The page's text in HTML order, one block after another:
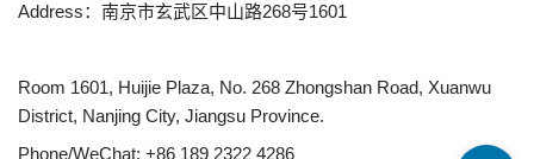
Address：南京市玄武区中山路268号1601
Room 1601, Huijie Plaza, No. 268 Zhongshan Road, Xuanwu
District, Nanjing City, Jiangsu Province.
Phone/WeChat: +86 189 2322 4286